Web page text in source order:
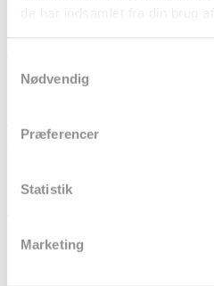
Nødvendig
Præferencer
Statistik
Marketing
Indsend dine
årsmøde senest den 1.
Ansøgninger til